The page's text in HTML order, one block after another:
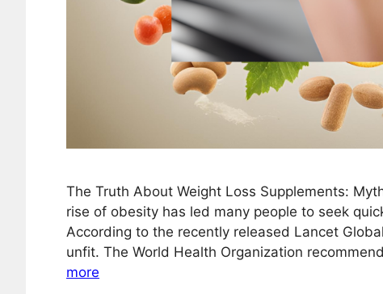
The Truth About Weight Loss Supplements:
rise of obesity has led many people to seek
According to the recently released Lancet
unfit. The World Health Organization
more